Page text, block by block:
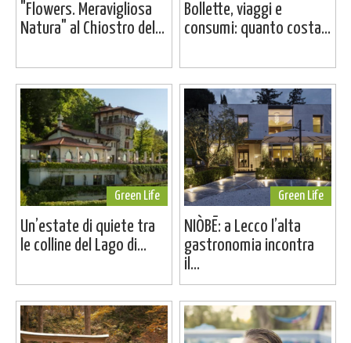
"Flowers. Meravigliosa
Natura" al Chiostro del...
Bollette, viaggi e
consumi: quanto costa...
Green Life
Un’estate di quiete tra
le colline del Lago di...
Green Life
NIÒBĒ: a Lecco l’alta
gastronomia incontra
il...